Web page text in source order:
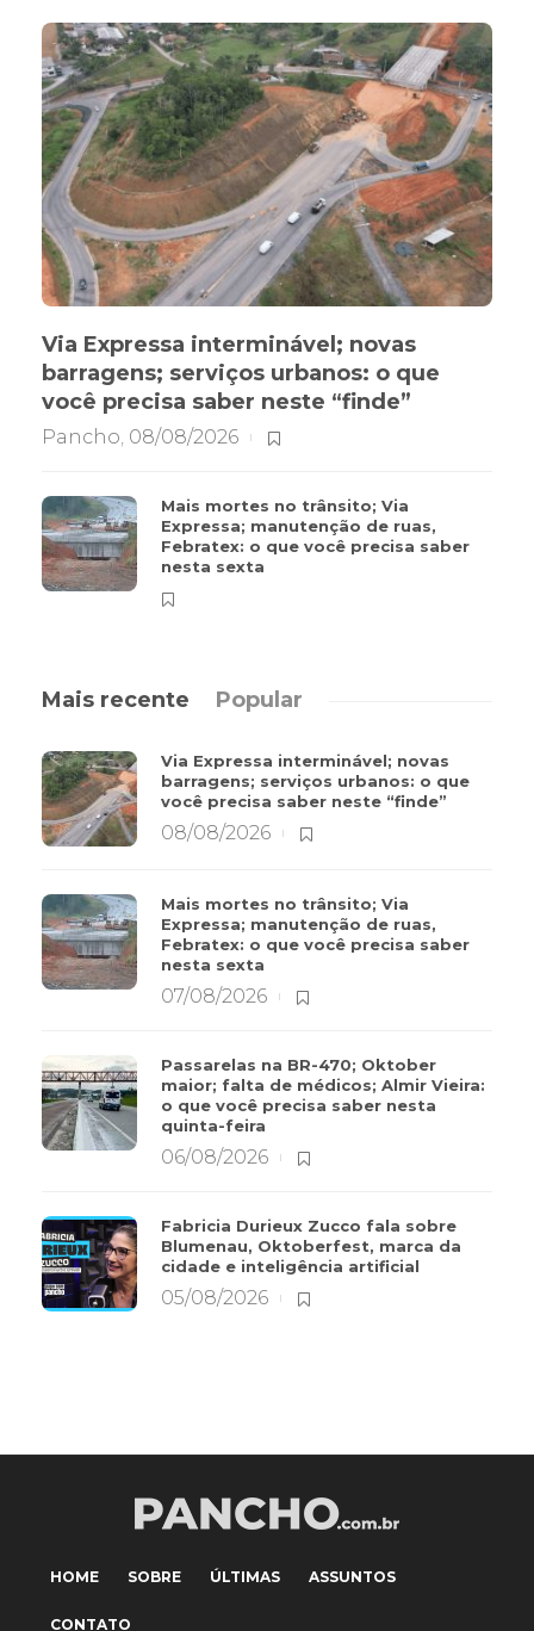
Via Expressa interminável; novas
barragens; serviços urbanos: o que
você precisa saber neste “finde”
Pancho, 08/08/2026
Mais mortes no trânsito; Via
Expressa; manutenção de ruas,
Febratex: o que você precisa saber
nesta sexta
Mais recente Popular
Via Expressa interminável; novas
barragens; serviços urbanos: o que
você precisa saber neste “finde”
08/08/2026
Mais mortes no trânsito; Via
Expressa; manutenção de ruas,
Febratex: o que você precisa saber
nesta sexta
07/08/2026
Passarelas na BR-470; Oktober
maior; falta de médicos; Almir Vieira:
o que você precisa saber nesta
quinta-feira
06/08/2026
Fabricia Durieux Zucco fala sobre
Blumenau, Oktoberfest, marca da
cidade e inteligência artificial
05/08/2026
HOME SOBRE ÚLTIMAS ASSUNTOS
CONTATO